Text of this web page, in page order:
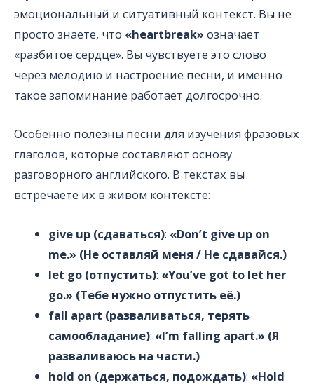
эмоциональный и ситуативный контекст. Вы не
просто знаете, что «heartbreak» означает
«разбитое сердце». Вы чувствуете это слово
через мелодию и настроение песни, и именно
такое запоминание работает долгосрочно.
Особенно полезны песни для изучения фразовых
глаголов, которые составляют основу
разговорного английского. В текстах вы
встречаете их в живом контексте:
give up (сдаваться): «Don’t give up on
me.» (Не оставляй меня / Не сдавайся.)
let go (отпустить): «You’ve got to let her
go.» (Тебе нужно отпустить её.)
fall apart (разваливаться, терять
самообладание): «I’m falling apart.» (Я
разваливаюсь на части.)
hold on (держаться, подождать): «Hold